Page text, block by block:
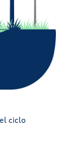
ciclo